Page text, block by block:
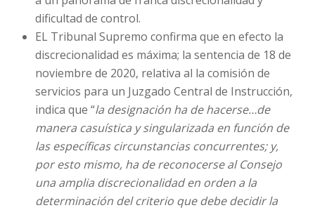
dificultad de control.
EL Tribunal Supremo confirma que en efecto la
discrecionalidad es máxima; la sentencia de 18 de
noviembre de 2020, relativa al la comisión de
servicios para un Juzgado Central de Instrucción,
indica que “la designación ha de hacerse…de
manera casuística y singularizada en función de
las específicas circunstancias concurrentes; y,
por esto mismo, ha de reconocerse al Consejo
una amplia discrecionalidad en orden a la
determinación del criterio que debe decidir la